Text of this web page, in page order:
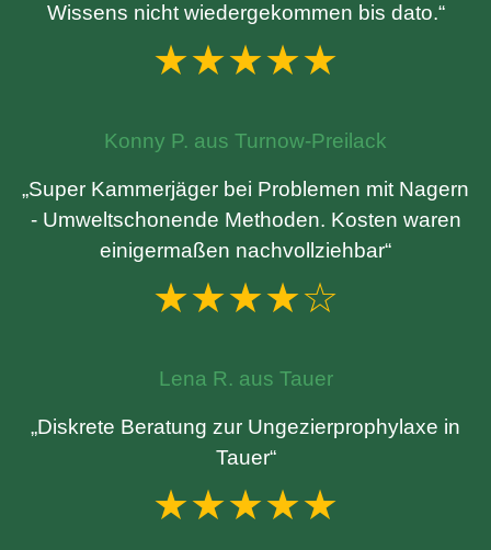
Wissens nicht wiedergekommen bis dato.“
★★★★★
Konny P. aus Turnow-Preilack
„Super Kammerjäger bei Problemen mit Nagern
- Umweltschonende Methoden. Kosten waren
einigermaßen nachvollziehbar“
★★★★☆
Lena R. aus Tauer
„Diskrete Beratung zur Ungezierprophylaxe in
Tauer“
★★★★★